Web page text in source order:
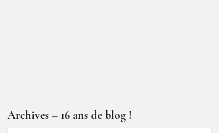
Archives – 16 ans de blog !